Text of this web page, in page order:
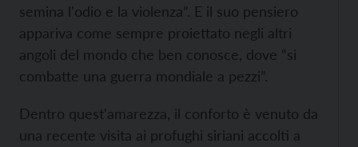
semina l'odio e la violenza”. E il suo pensiero
appariva come sempre proiettato negli altri
angoli del mondo che ben conosce, dove “si
combatte una guerra mondiale a pezzi”.
Dentro quest'amarezza, il conforto è venuto da
una recente visita ai profughi siriani accolti a